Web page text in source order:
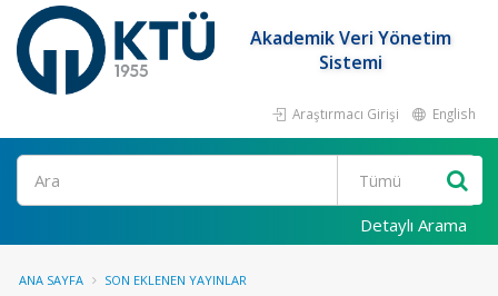
Akademik Veri Yönetim
Sistemi
Araştırmacı Girişi English
Ara
Detaylı Arama
ANA SAYFA SON EKLENEN YAYINLAR